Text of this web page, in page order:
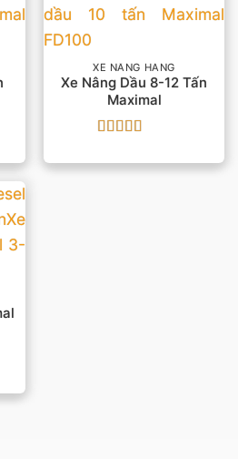
XE NÂNG HÀNG
Xe Nâng Dầu 8-12 Tấn
Maximal
hạng55 sao